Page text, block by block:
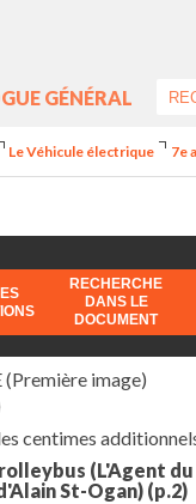
GÉNÉRAL
Le Véhicule électrique 7e
RECHERCHE
DANS LE
DOCUMENT
(Première image)
centimes
(L'Agent
St-Ogan) (p.2)